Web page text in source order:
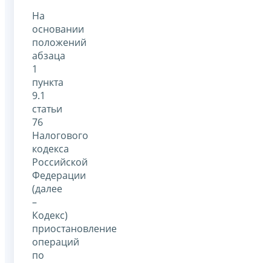
На
основании
положений
абзаца
1
пункта
9.1
статьи
76
Налогового
кодекса
Российской
Федерации
(далее
–
Кодекс)
приостановление
операций
по